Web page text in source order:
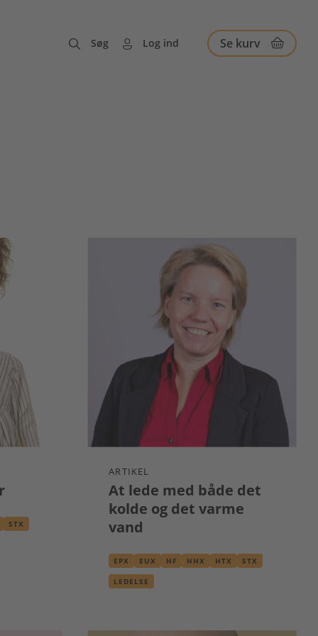
Søg Log ind Se kurv
STX
ARTIKEL
At lede med både det
kolde og det varme
vand
EPX EUX HF HHX HTX STX
LEDELSE